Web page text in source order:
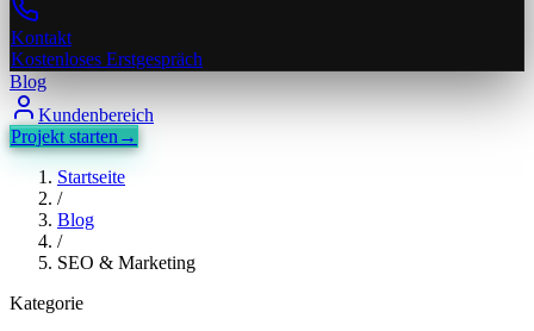
Kontakt
Kostenloses Erstgespräch
Blog
Kundenbereich
Projekt starten →
Startseite
/
Blog
/
SEO & Marketing
Kategorie